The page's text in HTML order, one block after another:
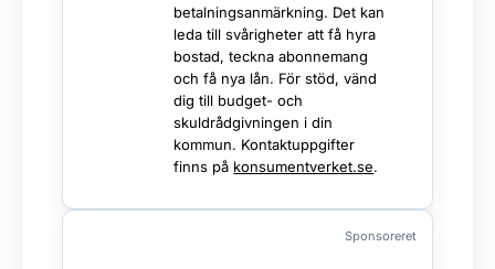
betalningsanmärkning. Det kan
leda till svårigheter att få hyra
bostad, teckna abonnemang
och få nya lån. För stöd, vänd
dig till budget- och
skuldrådgivningen i din
kommun. Kontaktuppgifter
finns på konsumentverket.se.
Sponsoreret